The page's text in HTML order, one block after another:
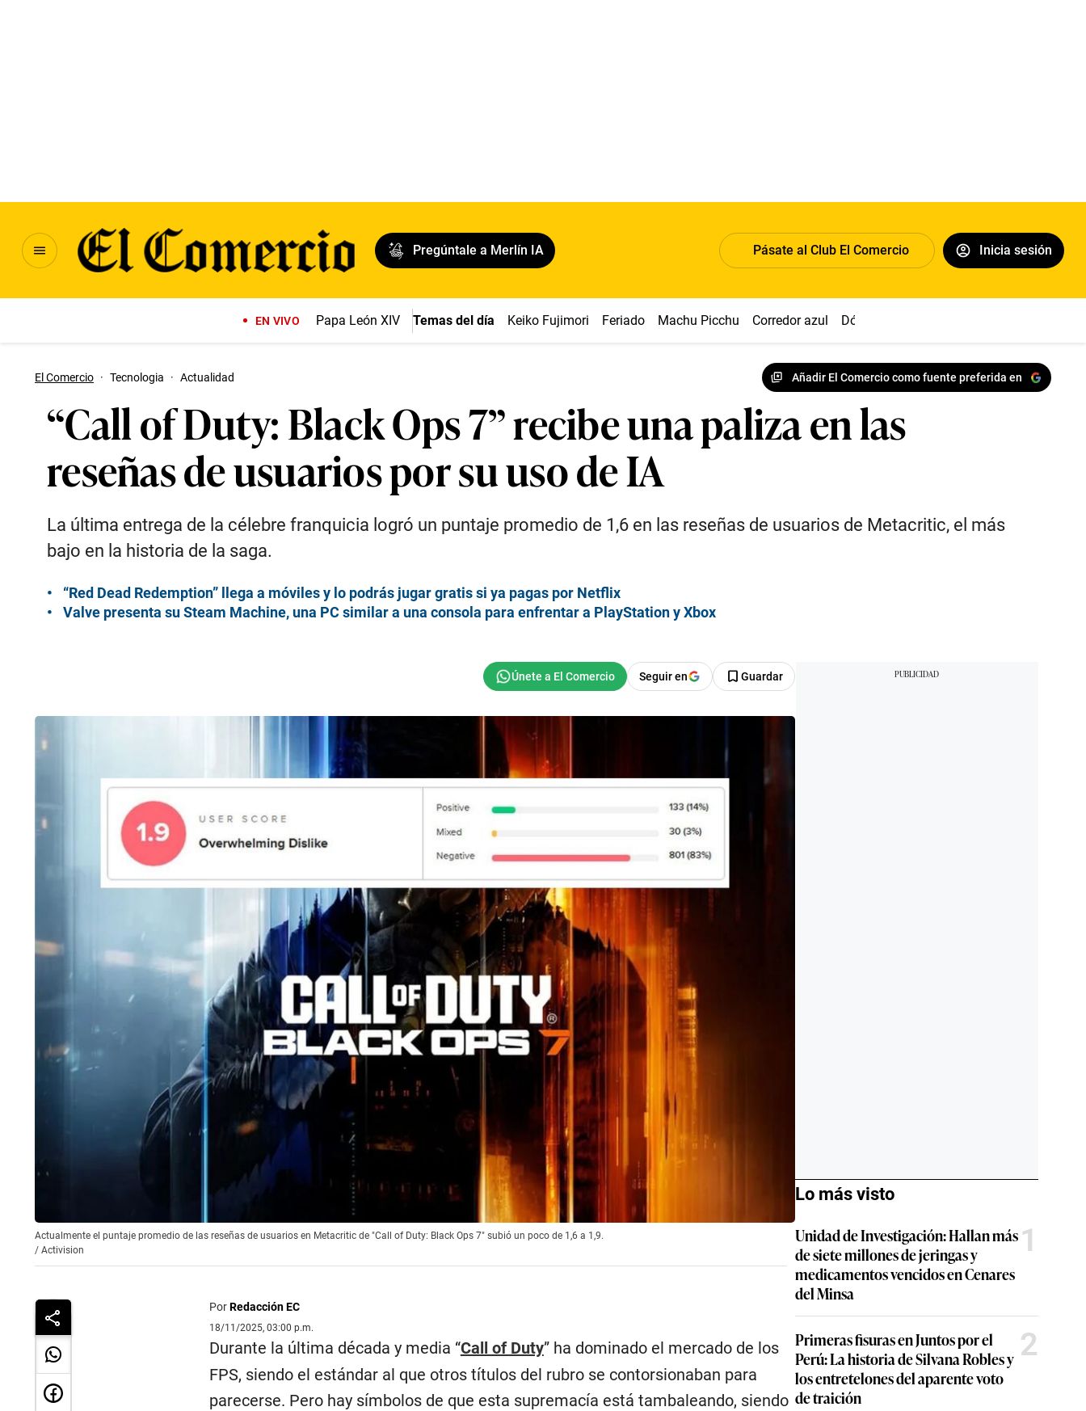
Pregúntale a Merlín IA Pásate al Club El Comercio Inicia sesión
EN VIVO Papa León XIV Temas del día Keiko Fujimori Feriado Machu Picchu Corredor azul Dólar
El Comercio · Tecnologia · Actualidad Añadir El Comercio como fuente preferida en
“Call of Duty: Black Ops 7” recibe una paliza en las
reseñas de usuarios por su uso de IA
La última entrega de la célebre franquicia logró un puntaje promedio de 1,6 en las reseñas de usuarios de Metacritic, el más
bajo en la historia de la saga.
“Red Dead Redemption” llega a móviles y lo podrás jugar gratis si ya pagas por Netflix
Valve presenta su Steam Machine, una PC similar a una consola para enfrentar a PlayStation y Xbox
Seguir en Guardar
Actualmente el puntaje promedio de las reseñas de usuarios en Metacritic de "Call of Duty: Black Ops 7" subió un poco de 1,6 a 1,9.
/ Activision
PorRedacción EC
18/11/2025, 03:00 p.m.
Durante la última década y media “Call of Duty” ha dominado el mercado de los
FPS, siendo el estándar al que otros títulos del rubro se contorsionaban para
parecerse. Pero hay símbolos de que esta supremacía está tambaleando, siendo
Lo más visto
Unidad de Investigación: Hallan más
de siete millones de jeringas y
medicamentos vencidos en Cenares
del Minsa
1
Primeras fisuras en Juntos por el
Perú: La historia de Silvana Robles y
los entretelones del aparente voto
de traición
2